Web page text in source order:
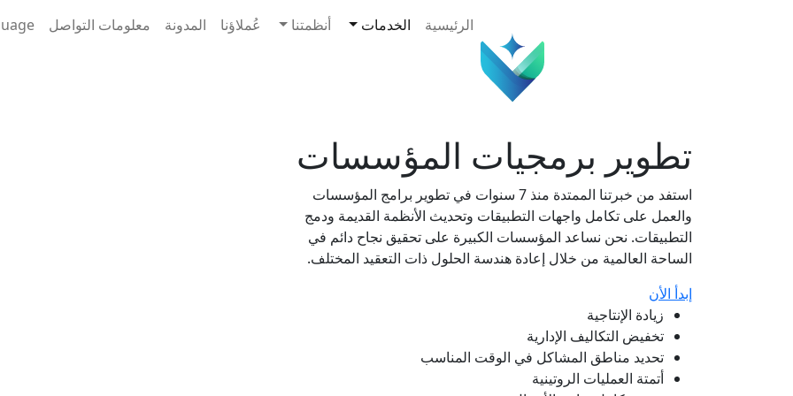
Main navigation
الرئيسية الخدمات أنظمتنا عُملاؤنا المدونة معلومات التواصل
تطوير برمجيات المؤسسات
استفد من خبرتنا الممتدة منذ 7 سنوات في تطوير برامج المؤسسات
والعمل على تكامل واجهات التطبيقات وتحديث الأنظمة القديمة ودمج
التطبيقات. نحن نساعد المؤسسات الكبيرة على تحقيق نجاح دائم في
الساحة العالمية من خلال إعادة هندسة الحلول ذات التعقيد المختلف.
إبدأ الأن
زيادة الإنتاجية
تخفيض التكاليف الإدارية
تحديد مناطق المشاكل في الوقت المناسب
أتمتة العمليات الروتينية